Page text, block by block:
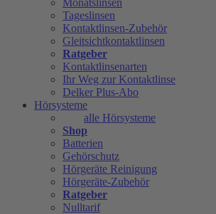
Monatslinsen
Tageslinsen
Kontaktlinsen-Zubehör
Gleitsichtkontaktlinsen
Ratgeber
Kontaktlinsenarten
Ihr Weg zur Kontaktlinse
Delker Plus-Abo
Hörsysteme
alle Hörsysteme
Shop
Batterien
Gehörschutz
Hörgeräte Reinigung
Hörgeräte-Zubehör
Ratgeber
Nulltarif